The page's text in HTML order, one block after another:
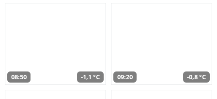
08:50 -1,1 °C 09:20 -0,8 °C